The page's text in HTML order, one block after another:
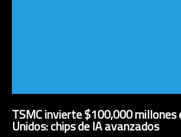
TSMC invierte $100,000 millones
Unidos: chips de IA avanzados